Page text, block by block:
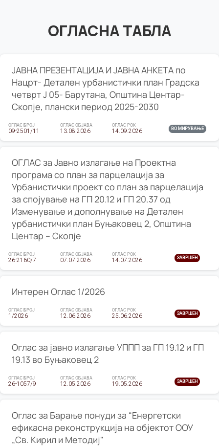
ОГЛАСНА ТАБЛА
ЈАВНА ПРЕЗЕНТАЦИЈА И ЈАВНА АНКЕТА по
Нацрт- Детален урбанистички план Градска
четврт Ј 05- Барутана, Општина Центар-
Скопје, плански период 2025-2030
ОГЛАС БРОЈ
09-2501/11
ОГЛАС ОБЈАВА
13.08.2026
ОГЛАС РОК
14.09.2026 ВО МИРУВАЊЕ
ОГЛАС за Јавно излагање на Проектна
програма со план за парцелација за
Урбанистички проект со план за парцелација
за спојување на ГП 20.12 и ГП 20.37 од
Изменување и дополнување на Детален
урбанистички план Буњаковец 2, Општина
Центар – Скопје
ОГЛАС БРОЈ
26-2160/7
ОГЛАС ОБЈАВА
07.07.2026
ОГЛАС РОК
14.07.2026 ЗАВРШЕН
Интерен Оглас 1/2026
ОГЛАС БРОЈ
1/2026
ОГЛАС ОБЈАВА
12.06.2026
ОГЛАС РОК
25.06.2026 ЗАВРШЕН
Оглас за јавно излагање УППП за ГП 19.12 и ГП
19.13 во Буњаковец 2
ОГЛАС БРОЈ
26-1057/9
ОГЛАС ОБЈАВА
12.05.2026
ОГЛАС РОК
19.05.2026 ЗАВРШЕН
Оглас за Барање понуди за “Енергетски
ефикасна реконструкција на објектот ООУ
„Св. Кирил и Методиј"